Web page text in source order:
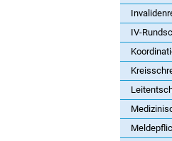
IV-